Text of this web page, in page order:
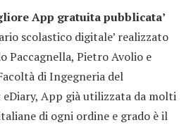
App gratuita pubblicata’
scolastico digitale’ realizzato
Paccagnella, Pietro Avolio e
di Ingegneria del
App già utilizzata da molti
di ogni ordine e grado è il